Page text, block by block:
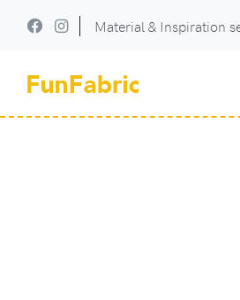
Material & Inspiration